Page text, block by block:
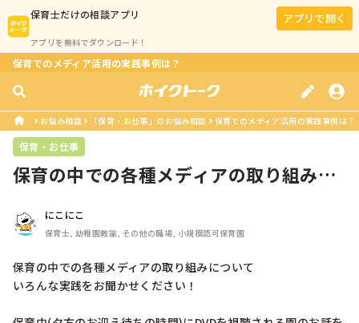
保育士だけの相談アプリ
アプリを無料でダウンロード！
アプリで開く
保育でのメディア活用の実践事例は？
お悩み相談 「保育・お仕事」のお悩み相談 保育でのメディア活用の実践事例は？
保育・お仕事
保育の中での各種メディアの取り組みに
にこにこ
保育士, 幼稚園教諭, その他の職場, 小規模認可保育園
保育の中での各種メディアの取り組みについて
いろんな実践をお聞かせください！